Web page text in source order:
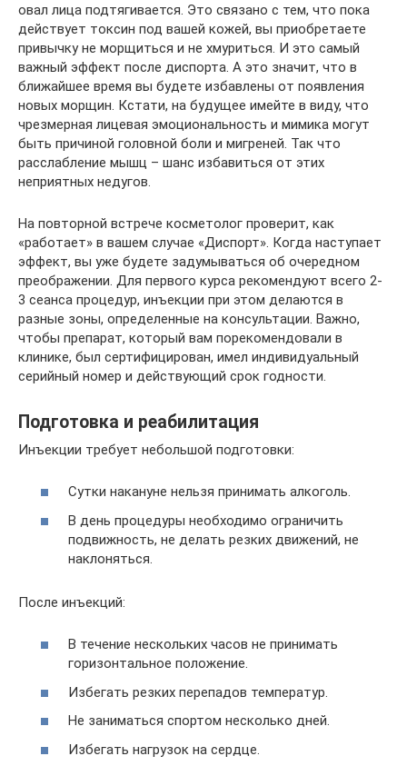
овал лица подтягивается. Это связано с тем, что пока
действует токсин под вашей кожей, вы приобретаете
привычку не морщиться и не хмуриться. И это самый
важный эффект после диспорта. А это значит, что в
ближайшее время вы будете избавлены от появления
новых морщин. Кстати, на будущее имейте в виду, что
чрезмерная лицевая эмоциональность и мимика могут
быть причиной головной боли и мигреней. Так что
расслабление мышц – шанс избавиться от этих
неприятных недугов.
На повторной встрече косметолог проверит, как
«работает» в вашем случае «Диспорт». Когда наступает
эффект, вы уже будете задумываться об очередном
преображении. Для первого курса рекомендуют всего 2-
3 сеанса процедур, инъекции при этом делаются в
разные зоны, определенные на консультации. Важно,
чтобы препарат, который вам порекомендовали в
клинике, был сертифицирован, имел индивидуальный
серийный номер и действующий срок годности.
Подготовка и реабилитация
Инъекции требует небольшой подготовки:
Сутки накануне нельзя принимать алкоголь.
В день процедуры необходимо ограничить
подвижность, не делать резких движений, не
наклоняться.
После инъекций:
В течение нескольких часов не принимать
горизонтальное положение.
Избегать резких перепадов температур.
Не заниматься спортом несколько дней.
Избегать нагрузок на сердце.